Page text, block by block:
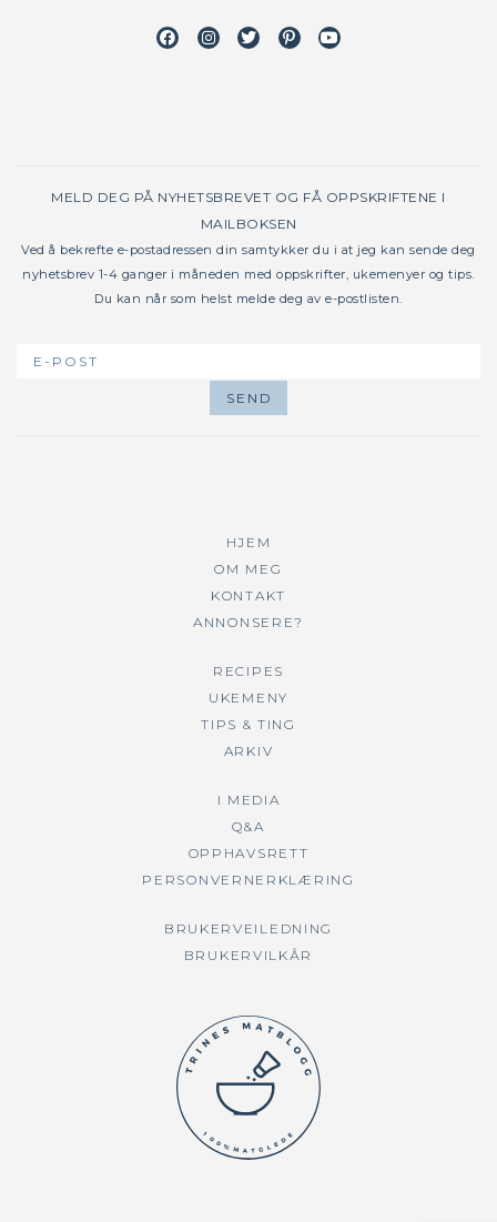
FacebookInstagram
TwitterPinterestYoutube
MELD DEG PÅ NYHETSBREVET OG FÅ OPPSKRIFTENE I
MAILBOKSEN
Ved å bekrefte e-postadressen din samtykker du i at jeg kan sende deg
nyhetsbrev 1-4 ganger i måneden med oppskrifter, ukemenyer og tips.
Du kan når som helst melde deg av e-postlisten.
HJEM
OM MEG
KONTAKT
ANNONSERE?
RECIPES
UKEMENY
TIPS & TING
ARKIV
I MEDIA
Q&A
OPPHAVSRETT
PERSONVERNERKLÆRING
BRUKERVEILEDNING
BRUKERVILKÅR